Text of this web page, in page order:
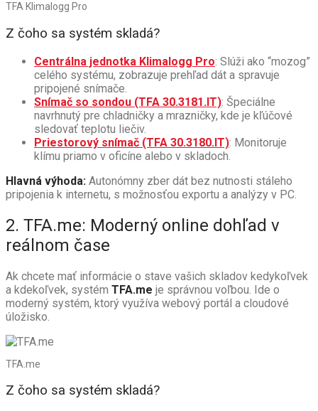
TFA Klimalogg Pro
Z čoho sa systém skladá?
Centrálna jednotka Klimalogg Pro: Slúži ako “mozog”
celého systému, zobrazuje prehľad dát a spravuje
pripojené snímače.
Snímač so sondou (TFA 30.3181.IT): Špeciálne
navrhnutý pre chladničky a mrazničky, kde je kľúčové
sledovať teplotu liečiv.
Priestorový snímač (TFA 30.3180.IT): Monitoruje
klímu priamo v oficíne alebo v skladoch.
Hlavná výhoda: Autonómny zber dát bez nutnosti stáleho
pripojenia k internetu, s možnosťou exportu a analýzy v PC.
2. TFA.me: Moderný online dohľad v
reálnom čase
Ak chcete mať informácie o stave vašich skladov kedykoľvek
a kdekoľvek, systém TFA.me je správnou voľbou. Ide o
moderný systém, ktorý využíva webový portál a cloudové
úložisko.
TFA.me
Z čoho sa systém skladá?